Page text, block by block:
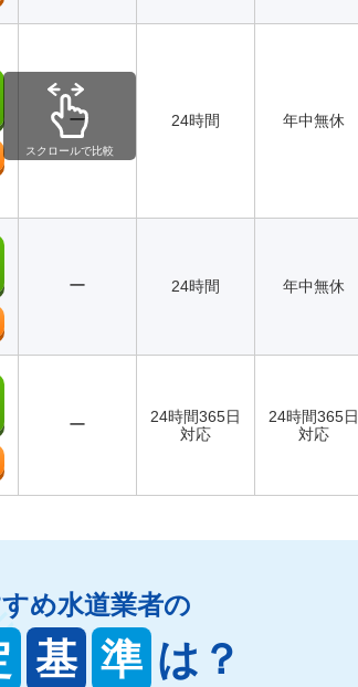
ー 24時間 年中無休
ー 24時間 年中無休
ー
24時間365日
対応
24時間365日
対応
スクロールで比較
め水道業者の
基 準 は？